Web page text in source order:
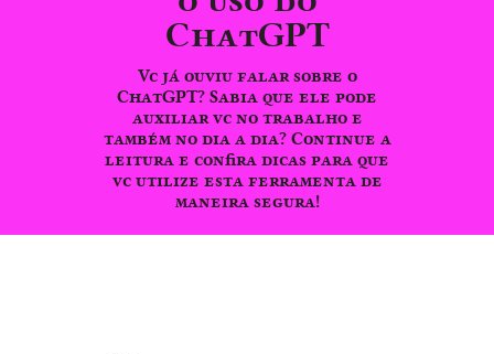
ChatGPT
Vc já ouviu falar sobre o
ChatGPT? Sabia que ele pode
auxiliar vc no trabalho e
também no dia a dia? Continue a
leitura e confira dicas para que
vc utilize esta ferramenta de
maneira segura!